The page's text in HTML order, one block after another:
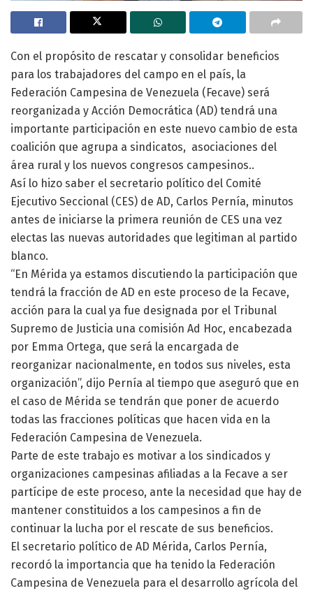
Con el propósito de rescatar y consolidar beneficios
para los trabajadores del campo en el país, la
Federación Campesina de Venezuela (Fecave) será
reorganizada y Acción Democrática (AD) tendrá una
importante participación en este nuevo cambio de esta
coalición que agrupa a sindicatos, asociaciones del
área rural y los nuevos congresos campesinos..
Así lo hizo saber el secretario político del Comité
Ejecutivo Seccional (CES) de AD, Carlos Pernía, minutos
antes de iniciarse la primera reunión de CES una vez
electas las nuevas autoridades que legitiman al partido
blanco.
“En Mérida ya estamos discutiendo la participación que
tendrá la fracción de AD en este proceso de la Fecave,
acción para la cual ya fue designada por el Tribunal
Supremo de Justicia una comisión Ad Hoc, encabezada
por Emma Ortega, que será la encargada de
reorganizar nacionalmente, en todos sus niveles, esta
organización”, dijo Pernía al tiempo que aseguró que en
el caso de Mérida se tendrán que poner de acuerdo
todas las fracciones políticas que hacen vida en la
Federación Campesina de Venezuela.
Parte de este trabajo es motivar a los sindicados y
organizaciones campesinas afiliadas a la Fecave a ser
partícipe de este proceso, ante la necesidad que hay de
mantener constituidos a los campesinos a fin de
continuar la lucha por el rescate de sus beneficios.
El secretario político de AD Mérida, Carlos Pernía,
recordó la importancia que ha tenido la Federación
Campesina de Venezuela para el desarrollo agrícola del